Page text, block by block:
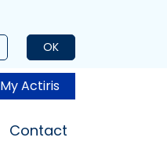
OK
My Actiris
Contact